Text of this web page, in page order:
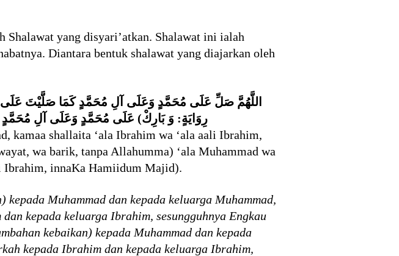
Shalawat yang disyari’atkan. Shalawat ini ialah
Diantara bentuk shalawat yang diajarkan oleh
اللَّهُمَّ صَلِّ عَلَى مُحَمَّدٍ وَعَلَى آلِ مُحَمَّدٍ كَمَا صَلَّيْتَ عَلَى
رِوَايَةٍ: وَ بَارِكْ) عَلَى مُحَمَّدٍ وَعَلَى آلِ مُحَمَّدٍ
kamaa shallaita ‘ala Ibrahim wa ‘ala aali Ibrahim,
wa barik, tanpa Allahumma) ‘ala Muhammad wa
Ibrahim, innaKa Hamiidum Majid).
Muhammad dan kepada keluarga Muhammad,
kepada keluarga Ibrahim, sesungguhnya Engkau
kebaikan) kepada Muhammad dan kepada
kepada Ibrahim dan kepada keluarga Ibrahim,